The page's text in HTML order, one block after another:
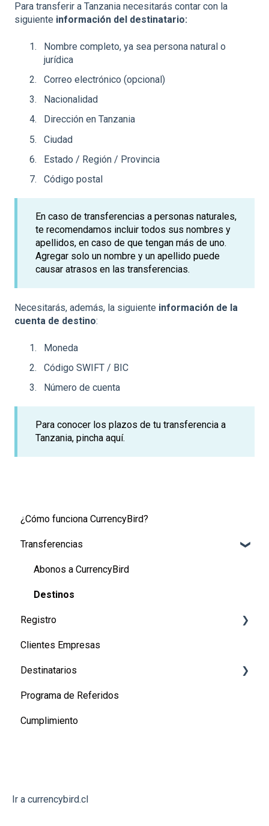
Para transferir a Tanzania necesitarás contar con la
siguiente información del destinatario:
Nombre completo, ya sea persona natural o
jurídica
Correo electrónico (opcional)
Nacionalidad
Dirección en Tanzania
Ciudad
Estado / Región / Provincia
Código postal
En caso de transferencias a personas naturales,
te recomendamos incluir todos sus nombres y
apellidos, en caso de que tengan más de uno.
Agregar solo un nombre y un apellido puede
causar atrasos en las transferencias.
Necesitarás, además, la siguiente información de la
cuenta de destino:
Moneda
Código SWIFT / BIC
Número de cuenta
Para conocer los plazos de tu transferencia a
Tanzania, pincha aquí.
¿Cómo funciona CurrencyBird?
Transferencias
Abonos a CurrencyBird
Destinos
Registro
Registro de usuarios
Registro de empresas
Clientes Empresas
Destinatarios
Canadá
Estados Unidos
Argentina
Programa de Referidos
Cumplimiento
Ir a currencybird.cl